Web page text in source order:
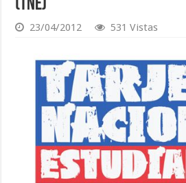
(TNE)
23/04/2012 531 Vistas